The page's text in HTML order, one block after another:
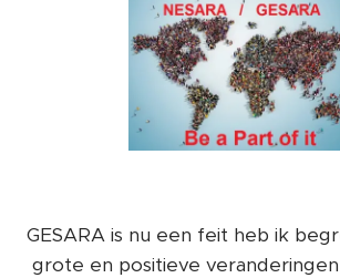
GESARA is nu een feit heb ik
grote en positieve